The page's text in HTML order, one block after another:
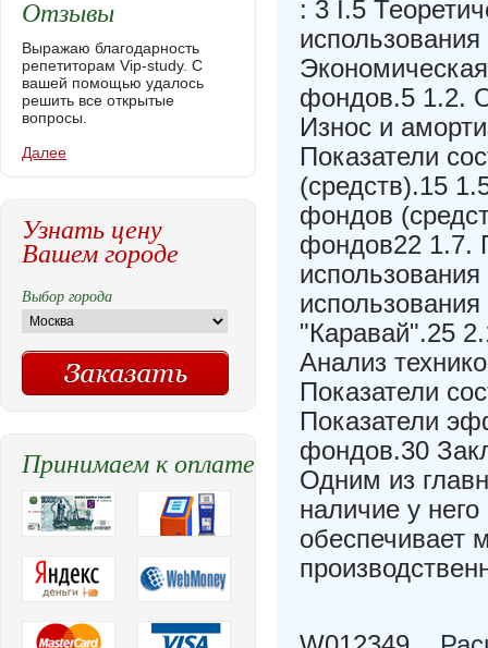
: 3 I.5
фондов.5 1.2.
Износ и
Показатели
(средств).15
фондов
фондов22 1.7.
"Каравай".25
Анализ
Показатели
Показатели
фондов.30
Одним из
наличие у
обеспечивает
Отзывы
Выражаю благодарность
репетиторам Vip-study. С
вашей помощью удалось
решить все открытые
вопросы.
Далее
Узнать цену
Вашем городе
Выбор города
Принимаем к оплате